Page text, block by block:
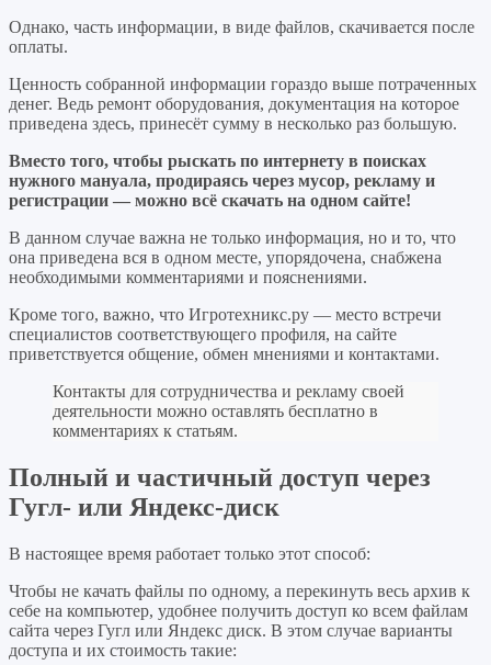
Однако, часть информации, в виде файлов, скачивается после
оплаты.
Ценность собранной информации гораздо выше потраченных
денег. Ведь ремонт оборудования, документация на которое
приведена здесь, принесёт сумму в несколько раз большую.
Вместо того, чтобы рыскать по интернету в поисках
нужного мануала, продираясь через мусор, рекламу и
регистрации — можно всё скачать на одном сайте!
В данном случае важна не только информация, но и то, что
она приведена вся в одном месте, упорядочена, снабжена
необходимыми комментариями и пояснениями.
Кроме того, важно, что Игротехникс.ру — место встречи
специалистов соответствующего профиля, на сайте
приветствуется общение, обмен мнениями и контактами.
Контакты для сотрудничества и рекламу своей
деятельности можно оставлять бесплатно в
комментариях к статьям.
Полный и частичный доступ через
Гугл- или Яндекс-диск
В настоящее время работает только этот способ:
Чтобы не качать файлы по одному, а перекинуть весь архив к
себе на компьютер, удобнее получить доступ ко всем файлам
сайта через Гугл или Яндекс диск. В этом случае варианты
доступа и их стоимость такие: